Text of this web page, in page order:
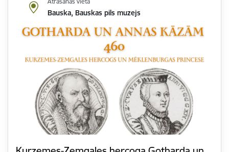
Bauska, Bauskas pils muzejs